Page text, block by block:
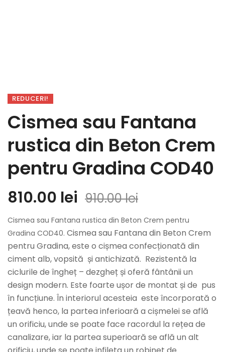
REDUCERI!
Cismea sau Fantana
rustica din Beton Crem
pentru Gradina COD40
910.00lei
810.00 lei
Cismea sau Fantana rustica din Beton Crem pentru
Gradina COD40. Cismea sau Fantana din Beton Crem
pentru Gradina, este o cișmea confecționată din
ciment alb, vopsită și antichizată. Rezistentă la
ciclurile de îngheț – dezgheț și oferă fântânii un
design modern. Este foarte ușor de montat și de pus
în funcțiune. În interiorul acesteia este încorporată o
țeavă henco, la partea inferioară a cișmelei se află
un orificiu, unde se poate face racordul la rețea de
canalizare, iar la partea superioară se află un alt